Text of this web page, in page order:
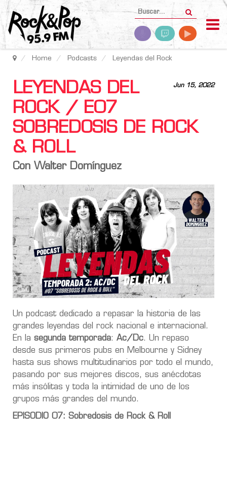
Home Podcasts Leyendas del Rock
Jun 15, 2022
LEYENDAS DEL
ROCK / E07
SOBREDOSIS DE ROCK
& ROLL
Con Walter Domínguez
Un podcast dedicado a repasar la historia de las
grandes leyendas del rock nacional e internacional.
En la segunda temporada: Ac/Dc. Un repaso
desde sus primeros pubs en Melbourne y Sidney
hasta sus shows multitudinarios por todo el mundo,
pasando por sus mejores discos, sus anécdotas
más insólitas y toda la intimidad de uno de los
grupos más grandes del mundo.
EPISODIO 07: Sobredosis de Rock & Roll